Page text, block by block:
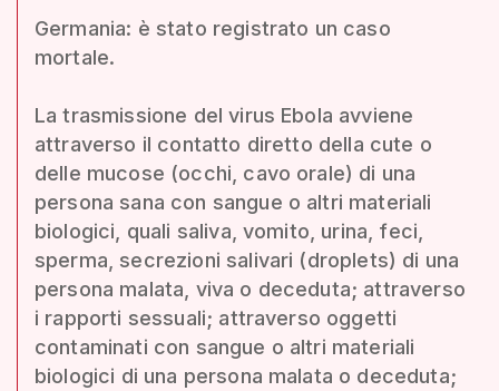
Germania: è stato registrato un caso
mortale.
La trasmissione del virus Ebola avviene
attraverso il contatto diretto della cute o
delle mucose (occhi, cavo orale) di una
persona sana con sangue o altri materiali
biologici, quali saliva, vomito, urina, feci,
sperma, secrezioni salivari (droplets) di una
persona malata, viva o deceduta; attraverso
i rapporti sessuali; attraverso oggetti
contaminati con sangue o altri materiali
biologici di una persona malata o deceduta;